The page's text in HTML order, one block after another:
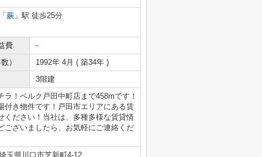
蕨 」駅 徒歩25分
費
-
）
1992年 4月 ( 築34年 )
3階建
！ベルク戸田中町店まで458mです！
付き物件です！戸田市エリアにある賃
ください！当社は、多種多様な賃貸情
ございましたら、お気軽にご連絡くだ
玉県川口市芝新町4-12